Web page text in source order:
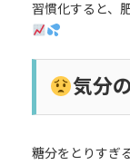
習慣化すると、
気分
糖分をとりすぎ